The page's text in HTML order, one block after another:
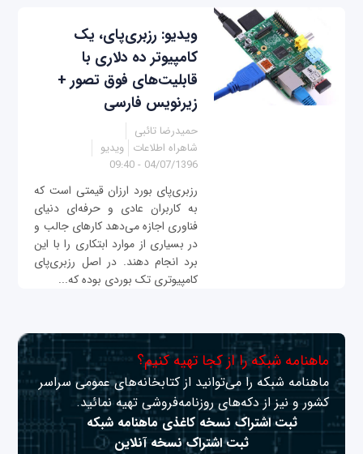
ویدیو: رزبری‌پای، یک
کامپیوتر ده دلاری با
قابلیت‌های فوق تصور +
زیرنویس فارسی
حمیدرضا تائبی
شاهراه اطلاعات ویدیو
04/07/1396 - 09:40
رزبری‌پای بورد ارزان قیمتی است که
به کاربران عادی و حرفه‌ای دنیای
فناوری اجازه می‌دهد کارهای جالب و
در بسیاری از موارد ابتکاری را با این
برد انجام دهند. در اصل رزبری‌پای
کامپیوتری تک بوردی بوده که...
ماهنامه شبکه را از کجا تهیه کنیم؟
ماهنامه شبکه را می‌توانید از کتابخانه‌های عمومی سراسر
کشور و نیز از دکه‌های روزنامه‌فروشی تهیه نمائید.
ثبت اشتراک نسخه کاغذی ماهنامه شبکه
ثبت اشتراک نسخه آنلاین